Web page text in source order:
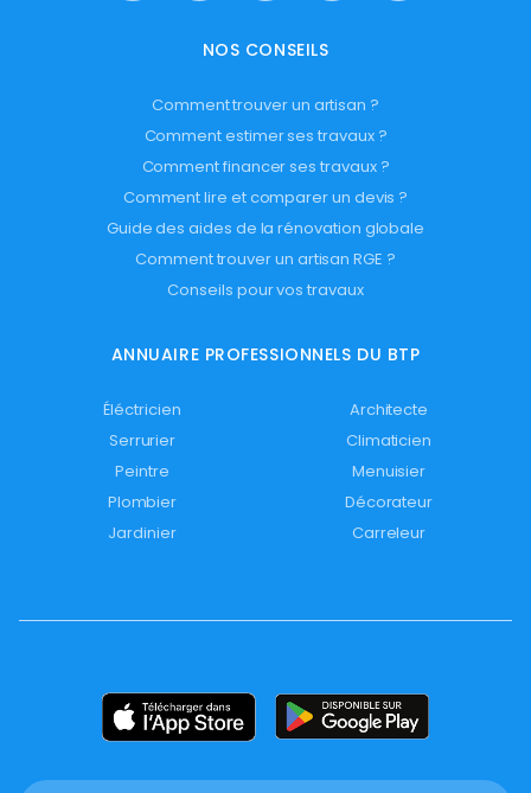
NOS CONSEILS
Comment trouver un artisan ?
Comment estimer ses travaux ?
Comment financer ses travaux ?
Comment lire et comparer un devis ?
Guide des aides de la rénovation globale
Comment trouver un artisan RGE ?
Conseils pour vos travaux
ANNUAIRE PROFESSIONNELS DU BTP
Éléctricien
Architecte
Serrurier
Climaticien
Peintre
Menuisier
Plombier
Décorateur
Jardinier
Carreleur